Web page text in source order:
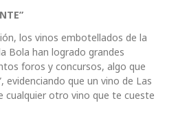
los vinos embotellados de la
Bola han logrado grandes
foros y concursos, algo que
evidenciando que un vino de Las
cualquier otro vino que te cueste